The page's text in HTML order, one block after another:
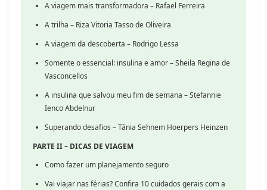
A viagem mais transformadora – Rafael Ferreira
A trilha – Riza Vitoria Tasso de Oliveira
A viagem da descoberta – Rodrigo Lessa
Somente o essencial: insulina e amor – Sheila Regina de
Vasconcellos
A insulina que salvou meu fim de semana – Stefannie
Ienco Abdelnur
Superando desafios – Tânia Sehnem Hoerpers Heinzen
PARTE II – DICAS DE VIAGEM
Como fazer um planejamento seguro
Vai viajar nas férias? Confira 10 cuidados gerais com a